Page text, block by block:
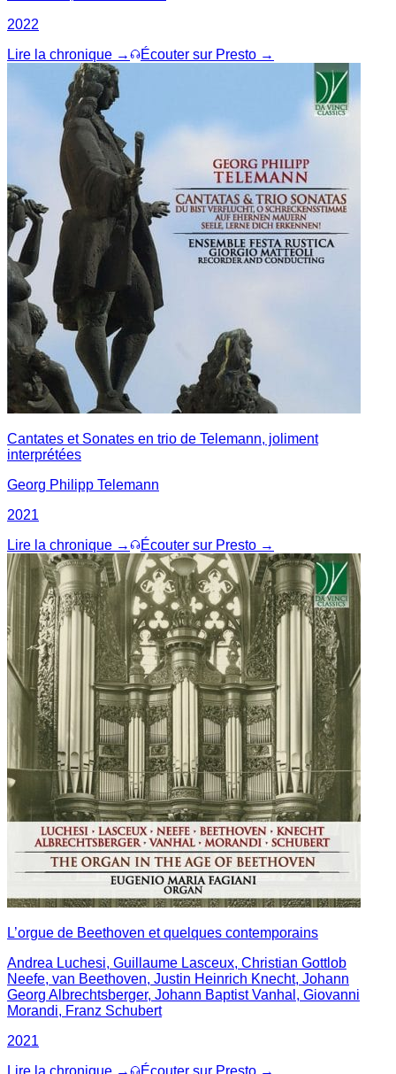
2022
Lire la chronique →
Écouter sur Presto →
Cantates et Sonates en trio de Telemann, joliment
interprétées
Georg Philipp Telemann
2021
Lire la chronique →
Écouter sur Presto →
L’orgue de Beethoven et quelques contemporains
Andrea Luchesi, Guillaume Lasceux, Christian Gottlob
Neefe, van Beethoven, Justin Heinrich Knecht, Johann
Georg Albrechtsberger, Johann Baptist Vanhal, Giovanni
Morandi, Franz Schubert
2021
Lire la chronique →
Écouter sur Presto →